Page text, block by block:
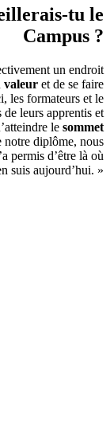
tu le
Campus ?
un endroit
valeur et de se faire
les formateurs et le
de leurs apprentis et
le sommet
notre diplôme, nous
permis d’être là où
suis aujourd’hui. »